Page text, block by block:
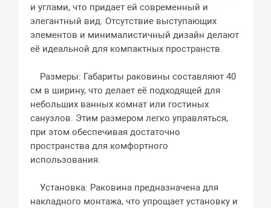
и углами, что придает ей современный и
элегантный вид. Отсутствие выступающих
элементов и минималистичный дизайн делают
её идеальной для компактных пространств.
Размеры: Габариты раковины составляют 40
см в ширину, что делает её подходящей для
небольших ванных комнат или гостиных
санузлов. Этим размером легко управляться,
при этом обеспечивая достаточно
пространства для комфортного
использования.
Установка: Раковина предназначена для
накладного монтажа, что упрощает установку и